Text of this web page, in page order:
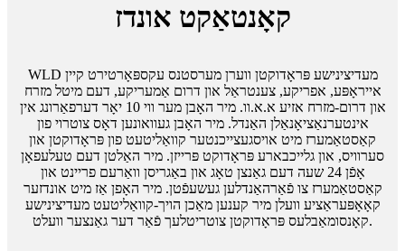
קאָנטאַקט אונדז
WLD מעדיצינישע פּראָדוקטן ווערן מערסטנס עקספּאָרטירט קיין
אייראָפּע, אפריקע, צענטראַל און דרום אַמעריקע, דעם מיטל מזרח
און דרום-מזרח אזיע א.א.וו. מיר האָבן מער ווי 10 יאָר דערפאַרונג אין
אינטערנאַציאָנאַלן האַנדל. מיר האָבן געוואונען דאָס צוטרוי פון
קאַסטאַמערז מיט אויסגעצייכנטער קוואַליטעט פון פּראָדוקטן און
סערוויס, און גלייכבארע פּראָדוקט פּרייזן. מיר האַלטן דעם טעלעפאָן
אָפֿן 24 שעה דעם גאַנצן טאָג און באַגריסן וואַרעם פריינט און
קאַסטאַמערז צו פֿאַרהאַנדלען געשעפֿטן. מיר האָפן אַז מיט אונדזער
קאָאָפּעראַציע וועלן מיר קענען מאַכן הויך-קוואַליטעט מעדיצינישע
קאָנסומאַבלעס פּראָדוקטן צוטריטלעך פֿאַר דער גאַנצער וועלט.